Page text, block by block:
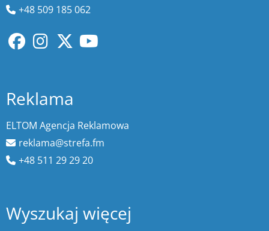
+48 509 185 062
Reklama
ELTOM Agencja Reklamowa
reklama@strefa.fm
+48 511 29 29 20
Wyszukaj więcej